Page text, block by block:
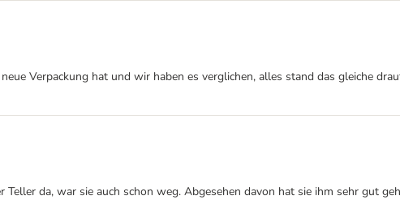
Verpackung hat und wir haben es verglichen, alles stand das gleiche
da, war sie auch schon weg. Abgesehen davon hat sie ihm sehr gut